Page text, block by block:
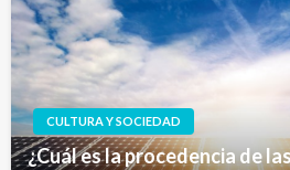
CULTURA Y SOCIEDAD
¿Cuál es la procedencia de